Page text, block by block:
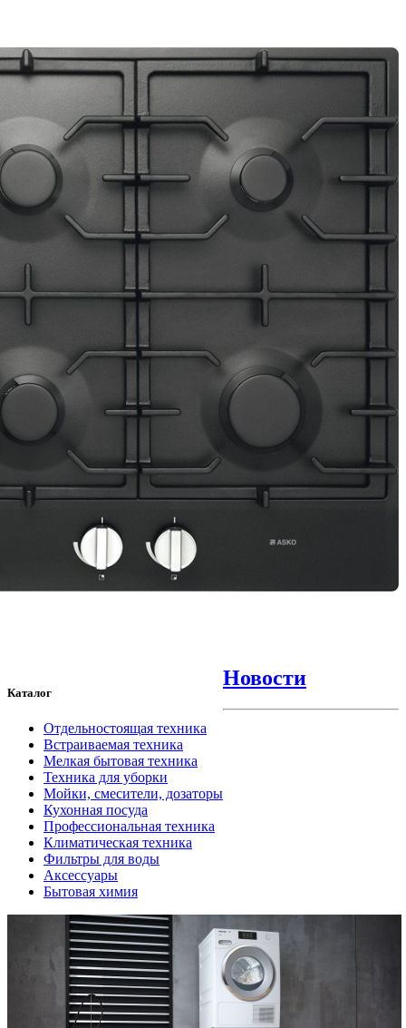
Каталог
Отдельностоящая техника
Встраиваемая техника
Мелкая бытовая техника
Техника для уборки
Мойки, смесители, дозаторы
Кухонная посуда
Профессиональная техника
Климатическая техника
Фильтры для воды
Аксессуары
Бытовая химия
Новости